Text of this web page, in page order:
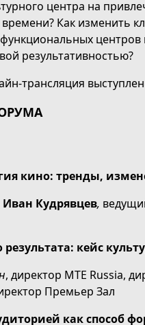
центра на
Как изменить
результативностью?
трансляция
кино: тренды,
Иван Кудрявцев,
кейс
, директор МТЕ Russia,
Премьер Зал
как способ